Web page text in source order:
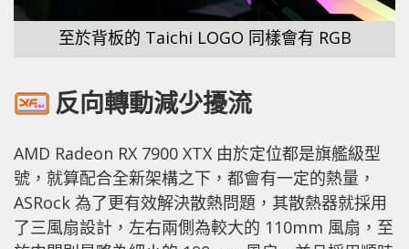
至於背板的 Taichi LOGO 同樣會有 RGB
反向轉動減少擾流
AMD Radeon RX 7900 XTX 由於定位都是旗艦級型
號，就算配合全新架構之下，都會有一定的熱量，
ASRock 為了更有效解決散熱問題，其散熱器就採用
了三風扇設計，左右兩側為較大的 110mm 風扇，至